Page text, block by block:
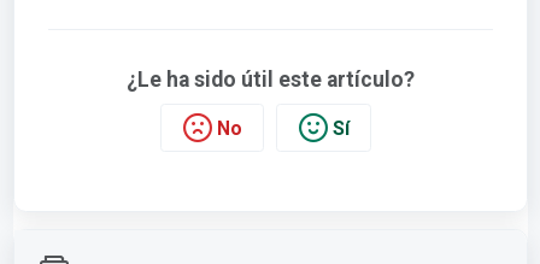
¿Le ha sido útil este artículo?
No Sí